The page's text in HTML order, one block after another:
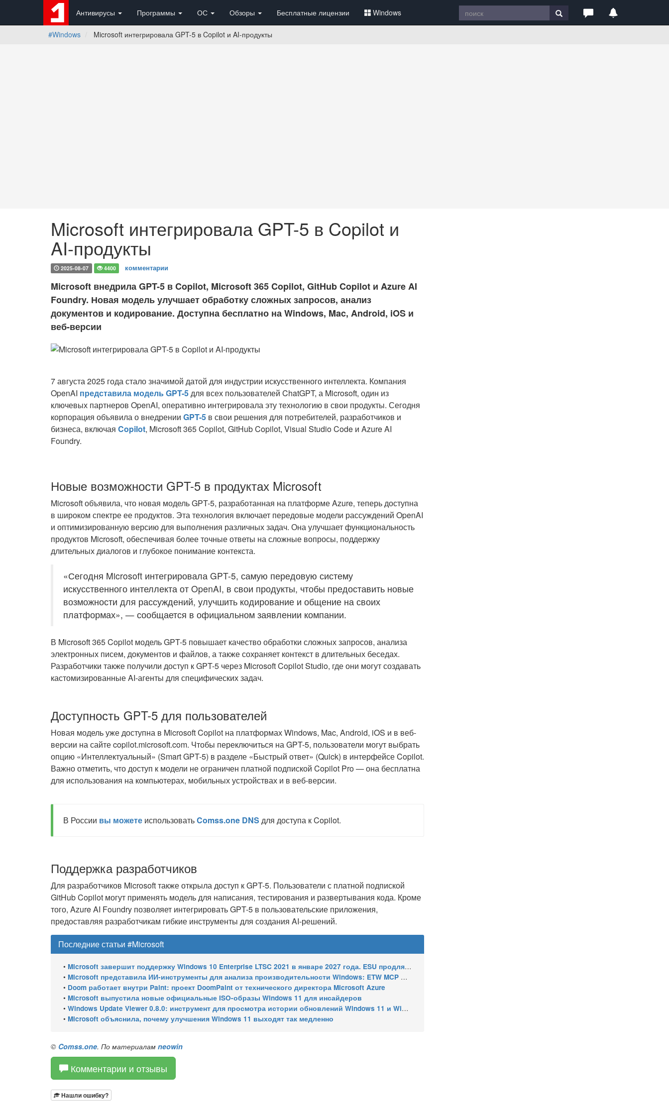
Антивирусы Программы ОС Обзоры Бесплатные лицензии Windows
#Windows Microsoft интегрировала GPT-5 в Copilot и AI-продукты
Microsoft интегрировала GPT-5 в Copilot и
AI-продукты
2025-08-07 4400 комментарии
Microsoft внедрила GPT-5 в Copilot, Microsoft 365 Copilot, GitHub Copilot и Azure AI
Foundry. Новая модель улучшает обработку сложных запросов, анализ
документов и кодирование. Доступна бесплатно на Windows, Mac, Android, iOS и
веб-версии
7 августа 2025 года стало значимой датой для индустрии искусственного интеллекта. Компания
OpenAI представила модель GPT-5для всех пользователей ChatGPT, а Microsoft, один из
ключевых партнеров OpenAI, оперативно интегрировала эту технологию в свои продукты. Сегодня
корпорация объявила о внедрении GPT-5 в свои решения для потребителей, разработчиков и
бизнеса, включая Copilot, Microsoft 365 Copilot, GitHub Copilot, Visual Studio Code и Azure AI
Foundry.
Новые возможности GPT-5 в продуктах Microsoft
Microsoft объявила, что новая модель GPT-5, разработанная на платформе Azure, теперь доступна
в широком спектре ее продуктов. Эта технология включает передовые модели рассуждений OpenAI
и оптимизированную версию для выполнения различных задач. Она улучшает функциональность
продуктов Microsoft, обеспечивая более точные ответы на сложные вопросы, поддержку
длительных диалогов и глубокое понимание контекста.
«Сегодня Microsoft интегрировала GPT-5, самую передовую систему
искусственного интеллекта от OpenAI, в свои продукты, чтобы предоставить новые
возможности для рассуждений, улучшить кодирование и общение на своих
платформах», — сообщается в официальном заявлении компании.
В Microsoft 365 Copilot модель GPT-5 повышает качество обработки сложных запросов, анализа
электронных писем, документов и файлов, а также сохраняет контекст в длительных беседах.
Разработчики также получили доступ к GPT-5 через Microsoft Copilot Studio, где они могут создавать
кастомизированные AI-агенты для специфических задач.
Доступность GPT-5 для пользователей
Новая модель уже доступна в Microsoft Copilot на платформах Windows, Mac, Android, iOS и в веб-
версии на сайте copilot.microsoft.com. Чтобы переключиться на GPT-5, пользователи могут выбрать
опцию «Интеллектуальный» (Smart GPT-5) в разделе «Быстрый ответ» (Quick) в интерфейсе Copilot.
Важно отметить, что доступ к модели не ограничен платной подпиской Copilot Pro — она бесплатна
для использования на компьютерах, мобильных устройствах и в веб-версии.
В России вы можете использоватьComss.one DNS для доступа к Copilot.
Поддержка разработчиков
Для разработчиков Microsoft также открыла доступ к GPT-5. Пользователи с платной подпиской
GitHub Copilot могут применять модель для написания, тестирования и развертывания кода. Кроме
того, Azure AI Foundry позволяет интегрировать GPT-5 в пользовательские приложения,
предоставляя разработчикам гибкие инструменты для создания AI-решений.
Последние статьи #Microsoft
• Microsoft завершит поддержку Windows 10 Enterprise LTSC 2021 в январе 2027 года. ESU продлят обновления до января 2030 года
• Microsoft представила ИИ-инструменты для анализа производительности Windows: ETW MCP и WPA MCP
• Doom работает внутри Paint: проект DoomPaint от технического директора Microsoft Azure
• Microsoft выпустила новые официальные ISO-образы Windows 11 для инсайдеров
• Windows Update Viewer 0.8.0: инструмент для просмотра истории обновлений Windows 11 и Windows 10 получил улучшения
• Microsoft объяснила, почему улучшения Windows 11 выходят так медленно
© Comss.one. По материалам neowin